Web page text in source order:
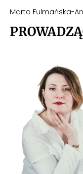
Marta Fulmańska-